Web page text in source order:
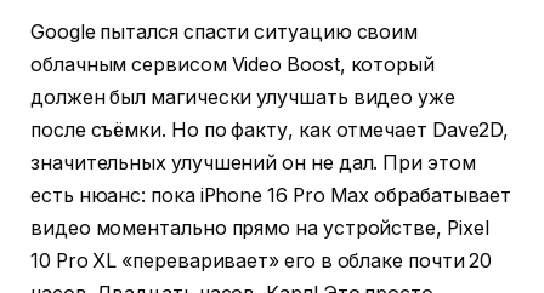
Google пытался спасти ситуацию своим
облачным сервисом Video Boost, который
должен был магически улучшать видео уже
после съёмки. Но по факту, как отмечает Dave2D,
значительных улучшений он не дал. При этом
есть нюанс: пока iPhone 16 Pro Max обрабатывает
видео моментально прямо на устройстве, Pixel
10 Pro XL «переваривает» его в облаке почти 20